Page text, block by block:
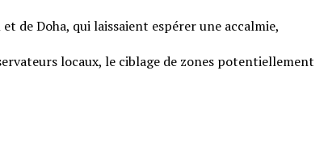
de Doha, qui laissaient espérer une accalmie,
locaux, le ciblage de zones potentiellement